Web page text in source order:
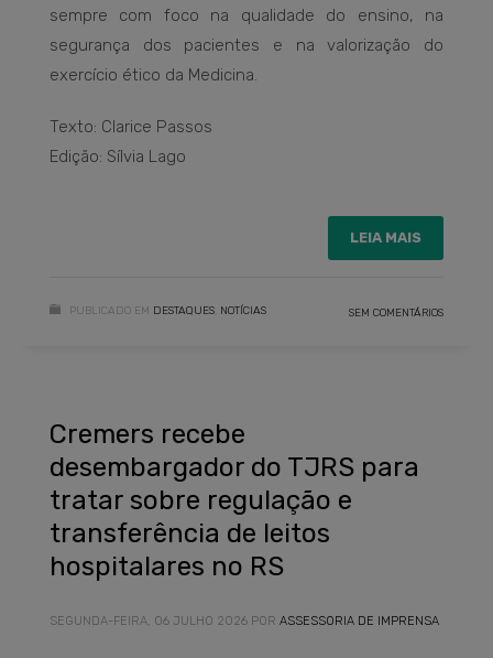
sempre com foco na qualidade do ensino, na
segurança dos pacientes e na valorização do
exercício ético da Medicina.
Texto: Clarice Passos
Edição: Sílvia Lago
LEIA MAIS
PUBLICADO EM DESTAQUES NOTÍCIAS SEM COMENTÁRIOS
Cremers recebe
desembargador do TJRS para
tratar sobre regulação e
transferência de leitos
hospitalares no RS
SEGUNDA-FEIRA, 06 JULHO 2026 POR ASSESSORIA DE IMPRENSA